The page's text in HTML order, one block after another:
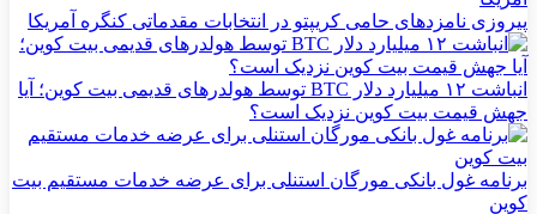
پیروزی نامزدهای حامی کریپتو در انتخابات مقدماتی کنگره آمریکا
انباشت ۱۲ میلیارد دلار BTC توسط هولدرهای قدیمی بیت کوین؛ آیا
جهش قیمت بیت کوین نزدیک است؟
برنامه غول بانکی مورگان استنلی برای عرضه خدمات مستقیم بیت
کوین